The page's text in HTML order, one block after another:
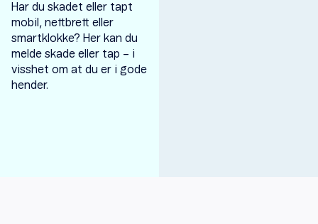
Har du skadet eller tapt
mobil, nettbrett eller
smartklokke? Her kan du
melde skade eller tap – i
visshet om at du er i gode
hender.